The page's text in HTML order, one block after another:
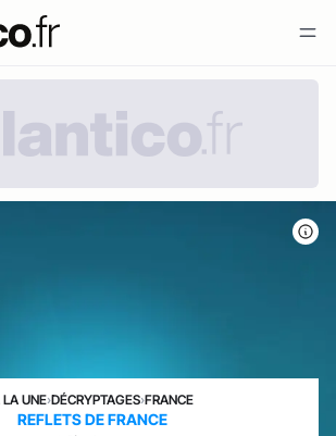
LA UNE›DÉCRYPTAGES›FRANCE
REFLETS DE FRANCE